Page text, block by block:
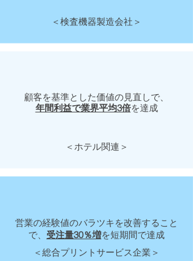
＜検査機器製造会社＞
顧客を基準とした価値の見直しで、
年間利益で業界平均3倍を達成
＜ホテル関連＞
営業の経験値のバラツキを改善すること
で、 受注量30％増を短期間で達成
＜総合プリントサービス企業＞